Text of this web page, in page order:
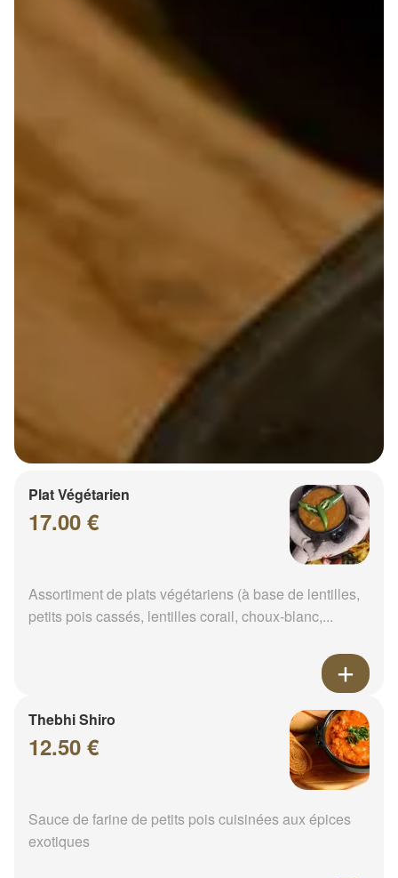
Plat Végétarien
17.00 €
Assortiment de plats végétariens (à base de lentilles,
petits pois cassés, lentilles corail, choux-blanc,...
Thebhi Shiro
12.50 €
Sauce de farine de petits pois cuisinées aux épices
exotiques